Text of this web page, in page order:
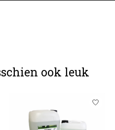
ook leuk